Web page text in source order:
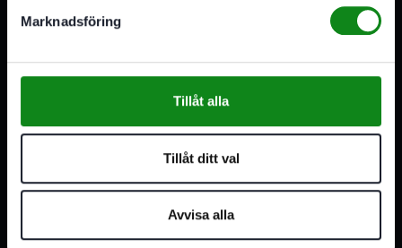
Marknadsföring
Tillåt alla
Tillåt ditt val
Avvisa alla
serviceverkstad i Stockholm samt en e-handel för hela
Sverige. Av oss får du professionell service av
Våra öppettider
Fredag:
07:00-16:00
07:00-15:00
Adress